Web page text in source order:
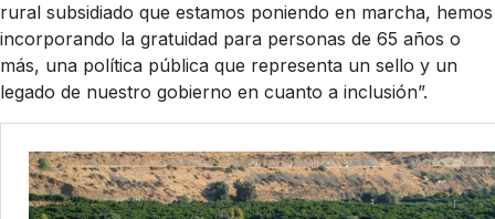
rural subsidiado que estamos poniendo en marcha, hemos
incorporando la gratuidad para personas de 65 años o
más, una política pública que representa un sello y un
legado de nuestro gobierno en cuanto a inclusión”.